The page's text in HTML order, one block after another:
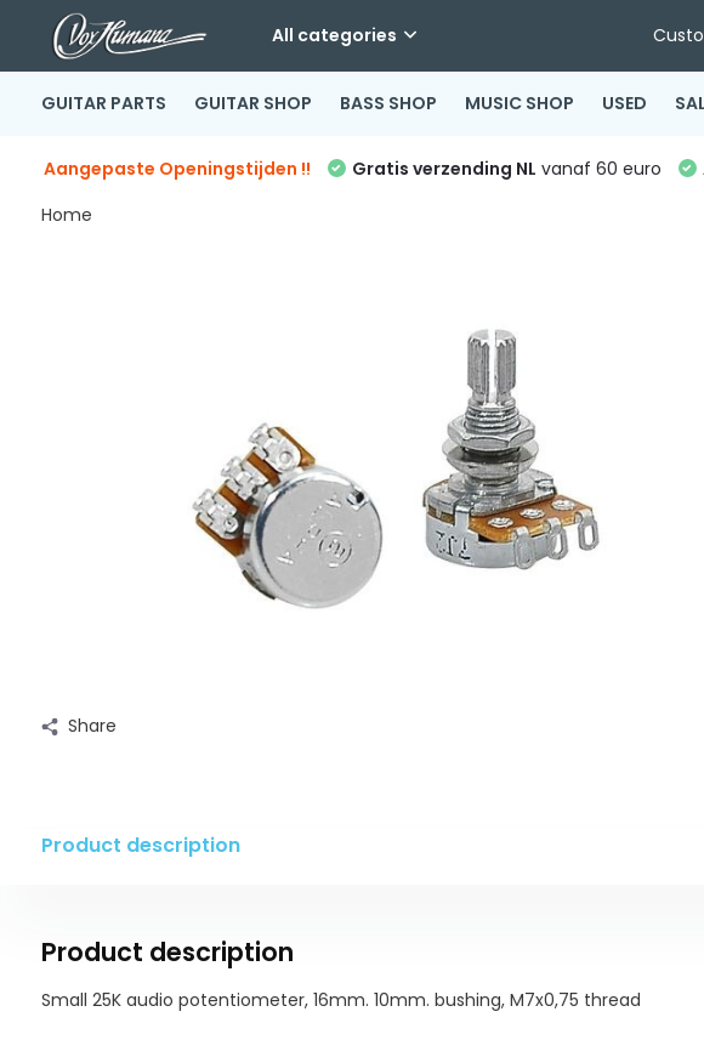
All categories
GUITAR PARTS GUITAR SHOP BASS SHOP MUSIC SHOP USED
Aangepaste Openingstijden !! Gratis verzending NL vanaf 60 euro
Home
Share
Product description
Product description
Small 25K audio potentiometer, 16mm. 10mm. bushing, M7x0,75 thread